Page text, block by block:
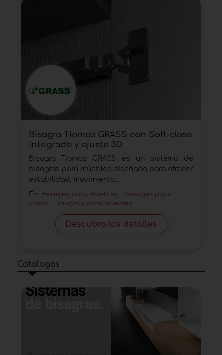
Bisagra Tiomos GRASS con Soft-close
integrado y ajuste 3D
Bisagra Tiomos GRASS es un sistema de
bisagras para muebles diseñado para ofrecer
estabilidad, movimiento...
En: Herrajes para muebles
Herrajes para
vidrio
Bisagras para muebles
Descubra los detalles
Catalogos